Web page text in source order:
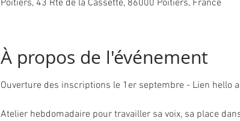
Poitiers, 43 Rte de la Cassette, 86000 Poitiers, France
À propos de l'événement
Ouverture des inscriptions le 1er septembre - Lien hello
Atelier hebdomadaire pour travailler sa voix, sa place